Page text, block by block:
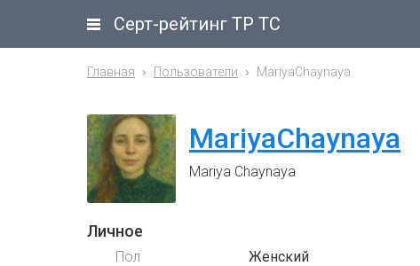
Серт-рейтинг ТР ТС
Главная Пользователи MariyaChaynaya
MariyaChaynaya
Mariya Chaynaya
Личное
Пол Женский